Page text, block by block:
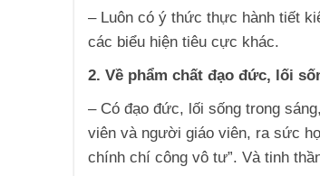
– Luôn có ý thức thực hành tiết
các biểu hiện tiêu cực khác.
2. Về phẩm chất đạo đức, lối
– Có đạo đức, lối sống trong
viên và người giáo viên, ra sức
chính chí công vô tư”. Và tinh